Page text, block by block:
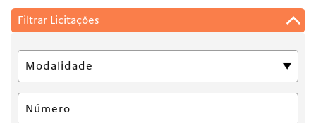
Filtrar Licitações